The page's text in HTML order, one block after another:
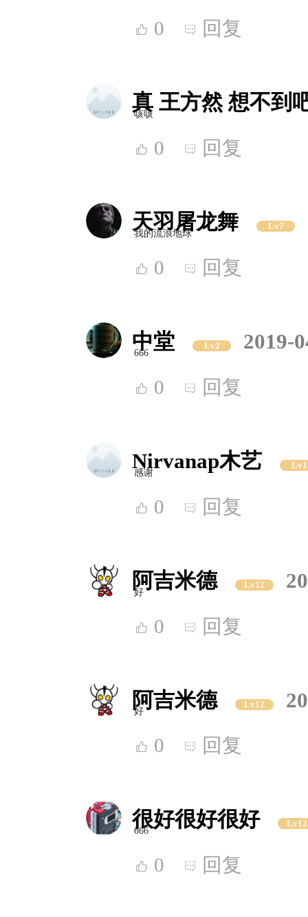
0 回复
真 王方然 想不到
咳咳
0 回复
天羽屠龙舞 Lv7
我的流浪地球
0 回复
中堂 Lv2 2019-
666
0 回复
Nirvanap木艺 Lv1
感谢
0 回复
阿吉米德 Lv12
好
0 回复
阿吉米德 Lv12
好
0 回复
很好很好很好 Lv12
666
0 回复